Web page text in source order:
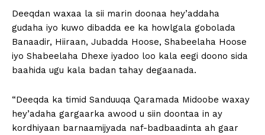
Deeqdan waxaa la sii marin doonaa hey’addaha
gudaha iyo kuwo dibadda ee ka howlgala gobolada
Banaadir, Hiiraan, Jubadda Hoose, Shabeelaha Hoose
iyo Shabeelaha Dhexe iyadoo loo kala eegi doono sida
baahida ugu kala badan tahay degaanada.
“Deeqda ka timid Sanduuqa Qaramada Midoobe waxay
hey’adaha gargaarka awood u siin doontaa in ay
kordhiyaan barnaamijyada naf-badbaadinta ah gaar